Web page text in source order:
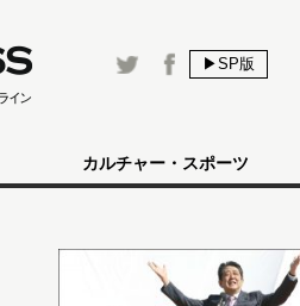
▶SP版
カルチャー・スポーツ